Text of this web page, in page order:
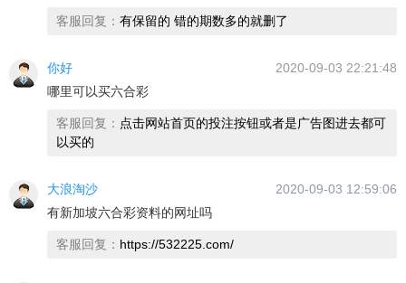
客服回复： 有保留的 错的期数多的就删了
你好
2020-09-03 22:21:48
哪里可以买六合彩
客服回复： 点击网站首页的投注按钮或者是广告图进去都可
以买的
大浪淘沙
2020-09-03 12:59:06
有新加坡六合彩资料的网址吗
客服回复： https://532225.com/